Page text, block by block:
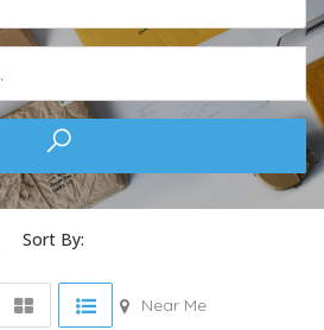
Sort By:
Near Me